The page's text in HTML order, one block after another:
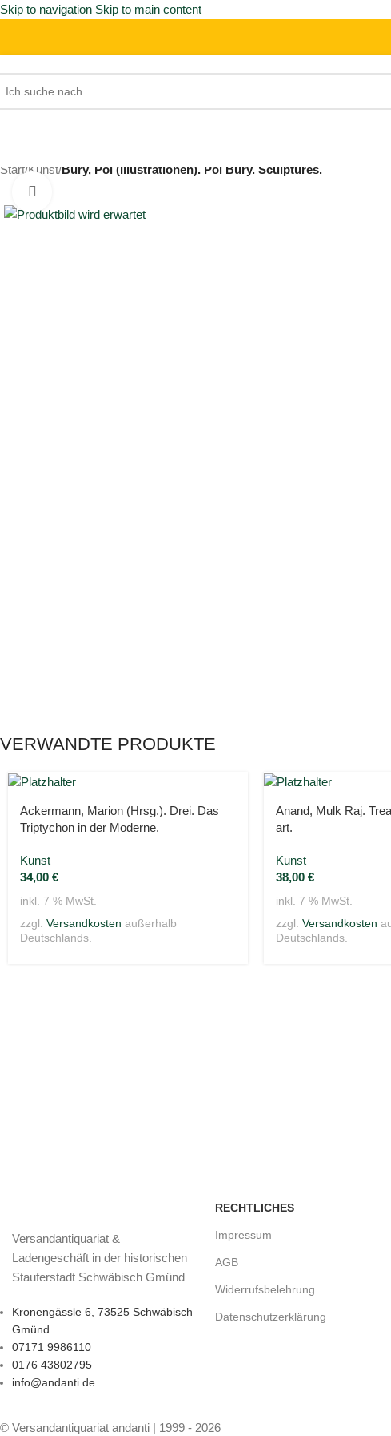
Skip to navigation Skip to main content
Start/Kunst/Bury, Pol (Illustrationen). Pol Bury. Sculptures.
VERWANDTE PRODUKTE
Ackermann, Marion (Hrsg.). Drei. Das
Triptychon in der Moderne.
Kunst
34,00 €
inkl. 7 % MwSt.
zzgl. Versandkosten außerhalb
Deutschlands.
Anand, Mulk Raj.
art.
Kunst
38,00 €
inkl. 7 % MwSt.
zzgl. Versandkosten
Deutschlands.
Versandantiquariat &
Ladengeschäft in der historischen
Stauferstadt Schwäbisch Gmünd
Kronengässle 6, 73525 Schwäbisch
Gmünd
07171 9986110
0176 43802795
info@andanti.de
RECHTLICHES
Impressum
AGB
Widerrufsbelehrung
Datenschutzerklärung
© Versandantiquariat andanti | 1999 - 2026